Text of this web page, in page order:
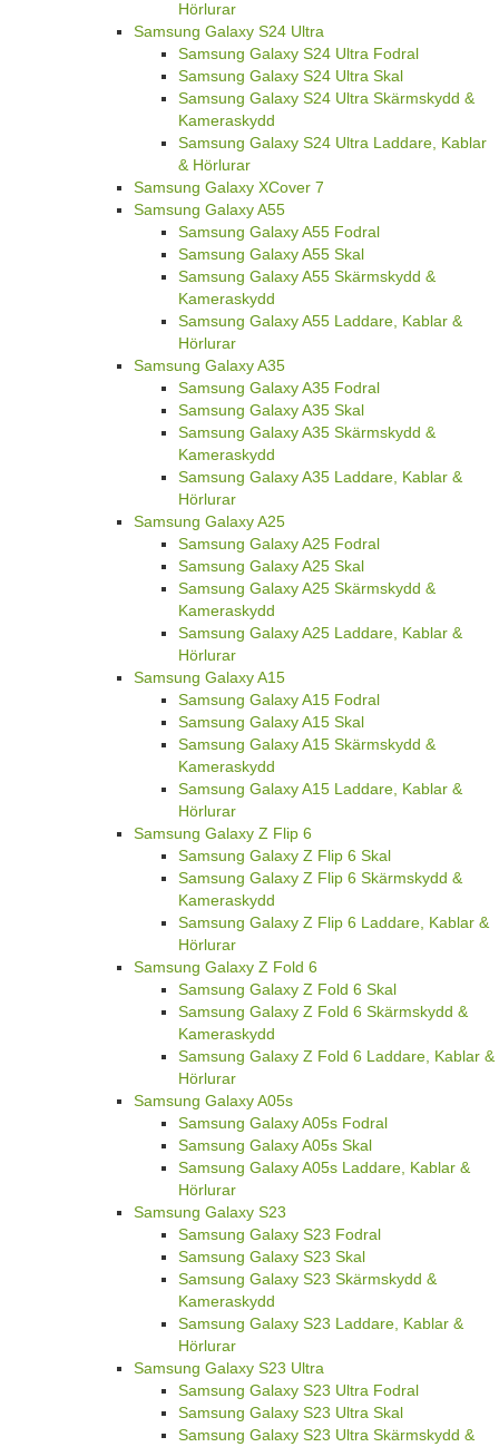
Hörlurar
Samsung Galaxy S24 Ultra
Samsung Galaxy S24 Ultra Fodral
Samsung Galaxy S24 Ultra Skal
Samsung Galaxy S24 Ultra Skärmskydd &
Kameraskydd
Samsung Galaxy S24 Ultra Laddare, Kablar
& Hörlurar
Samsung Galaxy XCover 7
Samsung Galaxy A55
Samsung Galaxy A55 Fodral
Samsung Galaxy A55 Skal
Samsung Galaxy A55 Skärmskydd &
Kameraskydd
Samsung Galaxy A55 Laddare, Kablar &
Hörlurar
Samsung Galaxy A35
Samsung Galaxy A35 Fodral
Samsung Galaxy A35 Skal
Samsung Galaxy A35 Skärmskydd &
Kameraskydd
Samsung Galaxy A35 Laddare, Kablar &
Hörlurar
Samsung Galaxy A25
Samsung Galaxy A25 Fodral
Samsung Galaxy A25 Skal
Samsung Galaxy A25 Skärmskydd &
Kameraskydd
Samsung Galaxy A25 Laddare, Kablar &
Hörlurar
Samsung Galaxy A15
Samsung Galaxy A15 Fodral
Samsung Galaxy A15 Skal
Samsung Galaxy A15 Skärmskydd &
Kameraskydd
Samsung Galaxy A15 Laddare, Kablar &
Hörlurar
Samsung Galaxy Z Flip 6
Samsung Galaxy Z Flip 6 Skal
Samsung Galaxy Z Flip 6 Skärmskydd &
Kameraskydd
Samsung Galaxy Z Flip 6 Laddare, Kablar &
Hörlurar
Samsung Galaxy Z Fold 6
Samsung Galaxy Z Fold 6 Skal
Samsung Galaxy Z Fold 6 Skärmskydd &
Kameraskydd
Samsung Galaxy Z Fold 6 Laddare, Kablar &
Hörlurar
Samsung Galaxy A05s
Samsung Galaxy A05s Fodral
Samsung Galaxy A05s Skal
Samsung Galaxy A05s Laddare, Kablar &
Hörlurar
Samsung Galaxy S23
Samsung Galaxy S23 Fodral
Samsung Galaxy S23 Skal
Samsung Galaxy S23 Skärmskydd &
Kameraskydd
Samsung Galaxy S23 Laddare, Kablar &
Hörlurar
Samsung Galaxy S23 Ultra
Samsung Galaxy S23 Ultra Fodral
Samsung Galaxy S23 Ultra Skal
Samsung Galaxy S23 Ultra Skärmskydd &